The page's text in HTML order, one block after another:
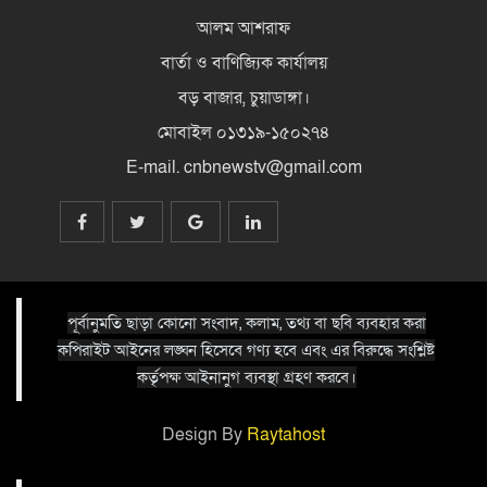
আলম আশরাফ
বার্তা ও বাণিজ্যিক কার্যালয়
বড় বাজার, চুয়াডাঙ্গা।
মোবাইল ০১৩১৯-১৫০২৭৪
E-mail. cnbnewstv@gmail.com
পূর্বানুমতি ছাড়া কোনো সংবাদ, কলাম, তথ্য বা ছবি ব্যবহার করা
কপিরাইট আইনের লঙ্ঘন হিসেবে গণ্য হবে এবং এর বিরুদ্ধে সংশ্লিষ্ট
কর্তৃপক্ষ আইনানুগ ব্যবস্থা গ্রহণ করবে।
Design By Raytahost